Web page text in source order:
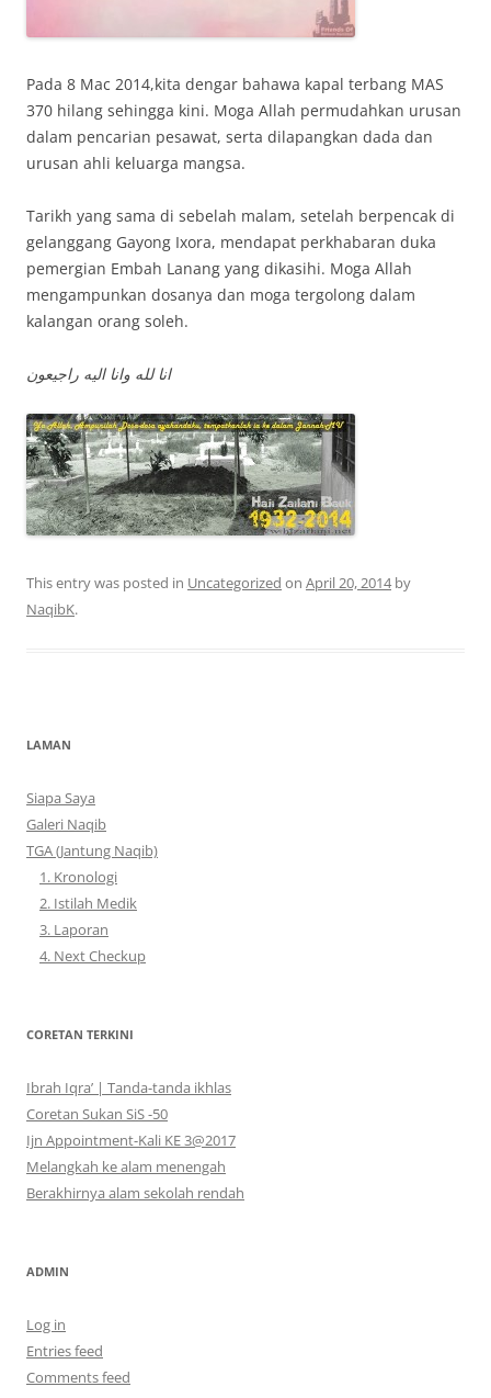
Pada 8 Mac 2014,kita dengar bahawa kapal terbang MAS
370 hilang sehingga kini. Moga Allah permudahkan urusan
dalam pencarian pesawat, serta dilapangkan dada dan
urusan ahli keluarga mangsa.
Tarikh yang sama di sebelah malam, setelah berpencak di
gelanggang Gayong Ixora, mendapat perkhabaran duka
pemergian Embah Lanang yang dikasihi. Moga Allah
mengampunkan dosanya dan moga tergolong dalam
kalangan orang soleh.
انا لله وانا اليه راجيعون
This entry was posted in Uncategorized on April 20, 2014by
NaqibK.
LAMAN
Siapa Saya
Galeri Naqib
TGA (Jantung Naqib)
1. Kronologi
2. Istilah Medik
3. Laporan
4. Next Checkup
CORETAN TERKINI
Ibrah Iqra’ | Tanda-tanda ikhlas
Coretan Sukan SiS -50
Ijn Appointment-Kali KE 3@2017
Melangkah ke alam menengah
Berakhirnya alam sekolah rendah
ADMIN
Log in
Entries feed
Comments feed